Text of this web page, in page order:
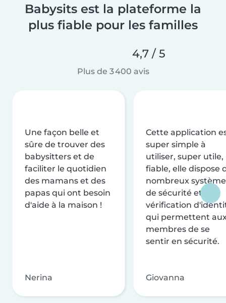
Babysits est la plateforme la
plus fiable pour les familles
4,7 / 5
Plus de 3 400 avis
Une façon belle et
sûre de trouver des
babysitters et de
faciliter le quotidien
des mamans et des
papas qui ont besoin
d'aide à la maison !
Nerina
Cette application
super simple à
utiliser, super utile,
fiable, elle dispose
nombreux
de sécurité et de
vérification
qui permettent
membres de se
sentir en sécurité.
Giovanna